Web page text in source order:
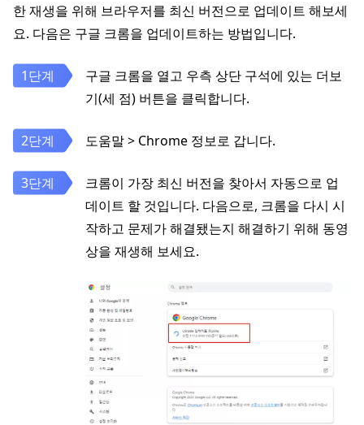
한 재생을 위해 브라우저를 최신 버전으로 업데이트 해보세
요. 다음은 구글 크롬을 업데이트하는 방법입니다.
구글 크롬을 열고 우측 상단 구석에 있는 더보
기(세 점) 버튼을 클릭합니다.
도움말 > Chrome 정보로 갑니다.
크롬이 가장 최신 버전을 찾아서 자동으로 업
데이트 할 것입니다. 다음으로, 크롬을 다시 시
작하고 문제가 해결됐는지 해결하기 위해 동영
상을 재생해 보세요.